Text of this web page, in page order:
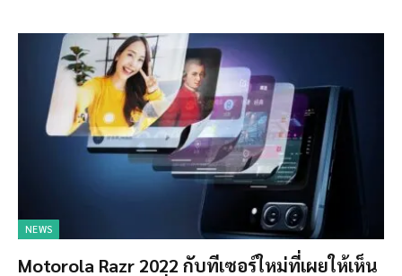
NEWS
Motorola Razr 2022 กับทีเซอร์ใหม่ที่เผยให้เห็น